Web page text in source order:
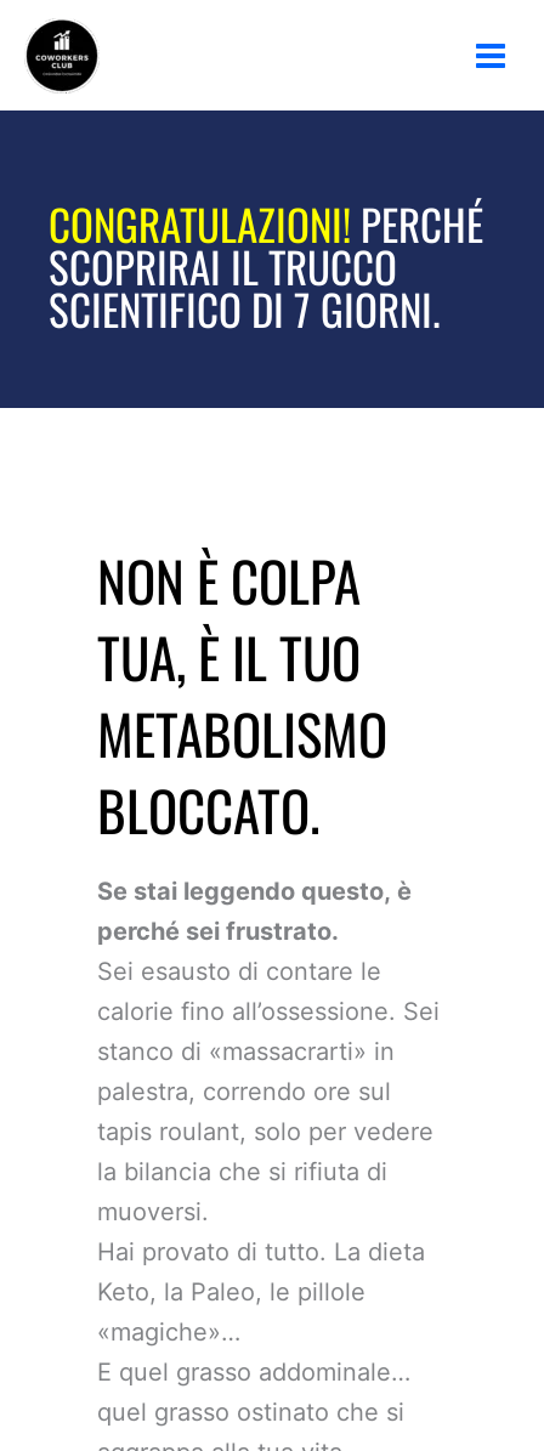
contenido
CONGRATULAZIONI! PERCHÉ
SCOPRIRAI IL TRUCCO
SCIENTIFICO DI 7 GIORNI.
NON È COLPA
TUA, È IL TUO
METABOLISMO
BLOCCATO.
Se stai leggendo questo, è
perché sei frustrato.
Sei esausto di contare le
calorie fino all’ossessione. Sei
stanco di «massacrarti» in
palestra, correndo ore sul
tapis roulant, solo per vedere
la bilancia che si rifiuta di
muoversi.
Hai provato di tutto. La dieta
Keto, la Paleo, le pillole
«magiche»…
E quel grasso addominale…
quel grasso ostinato che si